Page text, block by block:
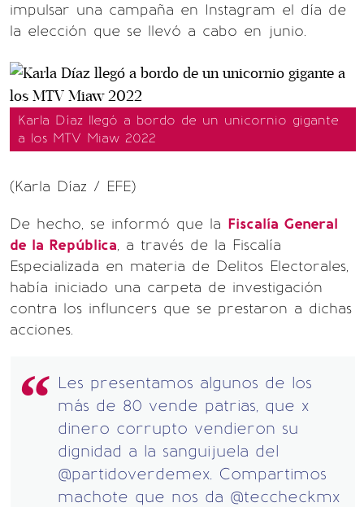
impulsar una campaña en Instagram el día de
la elección que se llevó a cabo en junio.
Karla Díaz llegó a bordo de un unicornio gigante
a los MTV Miaw 2022
(Karla Díaz / EFE)
De hecho, se informó que la Fiscalía General
de la República, a través de la Fiscalía
Especializada en materia de Delitos Electorales,
había iniciado una carpeta de investigación
contra los influncers que se prestaron a dichas
acciones.
Les presentamos algunos de los
más de 80 vende patrias, que x
dinero corrupto vendieron su
dignidad a la sanguijuela del
@partidoverdemex. Compartimos
machote que nos da @teccheckmx